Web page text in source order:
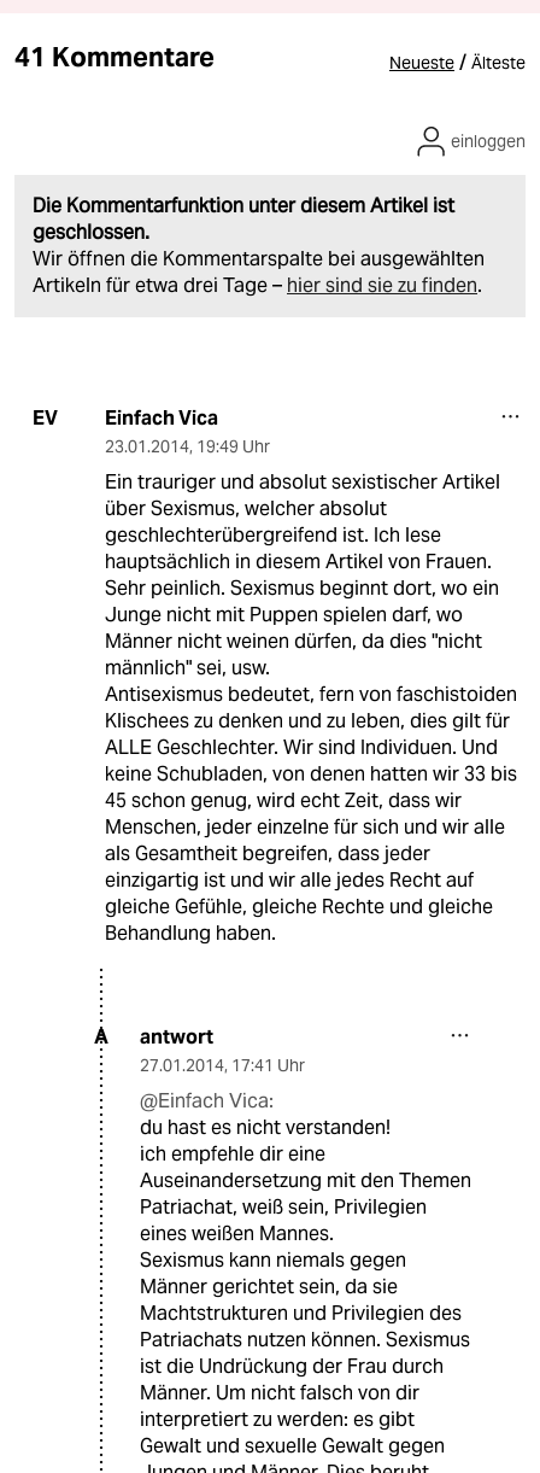
41 Kommentare Neueste / Älteste
Die Kommentarfunktion unter diesem Artikel ist
geschlossen.
Wir öffnen die Kommentarspalte bei ausgewählten
Artikeln für etwa drei Tage – hier sind sie zu finden.
einloggen
EV Einfach Vica
23.01.2014, 19:49 Uhr
Ein trauriger und absolut sexistischer Artikel
über Sexismus, welcher absolut
geschlechterübergreifend ist. Ich lese
hauptsächlich in diesem Artikel von Frauen.
Sehr peinlich. Sexismus beginnt dort, wo ein
Junge nicht mit Puppen spielen darf, wo
Männer nicht weinen dürfen, da dies "nicht
männlich" sei, usw.
Antisexismus bedeutet, fern von faschistoiden
Klischees zu denken und zu leben, dies gilt für
ALLE Geschlechter. Wir sind Individuen. Und
keine Schubladen, von denen hatten wir 33 bis
45 schon genug, wird echt Zeit, dass wir
Menschen, jeder einzelne für sich und wir alle
als Gesamtheit begreifen, dass jeder
einzigartig ist und wir alle jedes Recht auf
gleiche Gefühle, gleiche Rechte und gleiche
Behandlung haben.
A antwort
27.01.2014, 17:41 Uhr
@Einfach Vica:
du hast es nicht verstanden!
ich empfehle dir eine
Auseinandersetzung mit den Themen
Patriachat, weiß sein, Privilegien
eines weißen Mannes.
Sexismus kann niemals gegen
Männer gerichtet sein, da sie
Machtstrukturen und Privilegien des
Patriachats nutzen können. Sexismus
ist die Undrückung der Frau durch
Männer. Um nicht falsch von dir
interpretiert zu werden: es gibt
Gewalt und sexuelle Gewalt gegen